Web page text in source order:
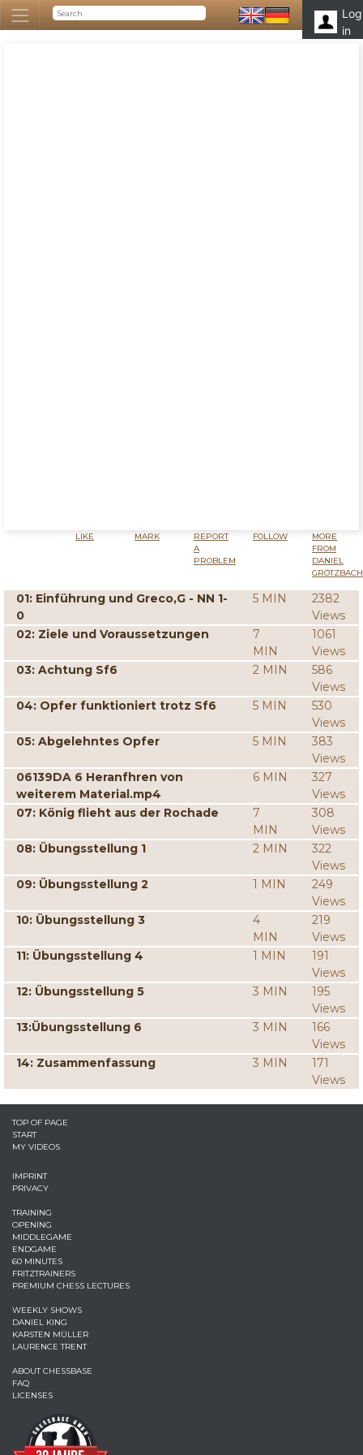
Log
in
LIKE MARK
REPORT
A
PROBLEM
FOLLOW
MORE
FROM
DANIEL
GRÖTZBACH
01: Einführung und Greco,G - NN 1-
0
5 MIN
2382
Views
02: Ziele und Voraussetzungen
7
MIN
1061
Views
03: Achtung Sf6
2 MIN
586
Views
04: Opfer funktioniert trotz Sf6
5 MIN
530
Views
05: Abgelehntes Opfer
5 MIN
383
Views
06139DA 6 Heranfhren von
weiterem Material.mp4
6 MIN
327
Views
07: König flieht aus der Rochade
7
MIN
308
Views
08: Übungsstellung 1
2 MIN
322
Views
09: Übungsstellung 2
1 MIN
249
Views
10: Übungsstellung 3
4
MIN
219
Views
11: Übungsstellung 4
1 MIN
191
Views
12: Übungsstellung 5
3 MIN
195
Views
13:Übungsstellung 6
3 MIN
166
Views
14: Zusammenfassung
3 MIN
171
Views
TOP OF PAGE
START
MY VIDEOS
IMPRINT
PRIVACY
TRAINING
OPENING
MIDDLEGAME
ENDGAME
60 MINUTES
FRITZTRAINERS
PREMIUM CHESS LECTURES
WEEKLY SHOWS
DANIEL KING
KARSTEN MÜLLER
LAURENCE TRENT
ABOUT CHESSBASE
FAQ
LICENSES